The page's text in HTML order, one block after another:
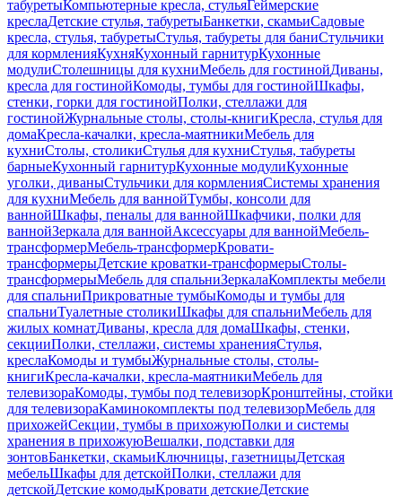
табуретыКомпьютерные кресла, стульяГеймерские
креслаДетские стулья, табуретыБанкетки, скамьиСадовые
кресла, стулья, табуретыСтулья, табуреты для баниСтульчики
для кормленияКухняКухонный гарнитурКухонные
модулиСтолешницы для кухниМебель для гостинойДиваны,
кресла для гостинойКомоды, тумбы для гостинойШкафы,
стенки, горки для гостинойПолки, стеллажи для
гостинойЖурнальные столы, столы-книгиКресла, стулья для
домаКресла-качалки, кресла-маятникиМебель для
кухниСтолы, столикиСтулья для кухниСтулья, табуреты
барныеКухонный гарнитурКухонные модулиКухонные
уголки, диваныСтульчики для кормленияСистемы хранения
для кухниМебель для ваннойТумбы, консоли для
ваннойШкафы, пеналы для ваннойШкафчики, полки для
ваннойЗеркала для ваннойАксессуары для ваннойМебель-
трансформерМебель-трансформерКровати-
трансформерыДетские кроватки-трансформерыСтолы-
трансформерыМебель для спальниЗеркалаКомплекты мебели
для спальниПрикроватные тумбыКомоды и тумбы для
спальниТуалетные столикиШкафы для спальниМебель для
жилых комнатДиваны, кресла для домаШкафы, стенки,
секцииПолки, стеллажи, системы храненияСтулья,
креслаКомоды и тумбыЖурнальные столы, столы-
книгиКресла-качалки, кресла-маятникиМебель для
телевизораКомоды, тумбы под телевизорКронштейны, стойки
для телевизораКаминокомплекты под телевизорМебель для
прихожейСекции, тумбы в прихожуюПолки и системы
хранения в прихожуюВешалки, подставки для
зонтовБанкетки, скамьиКлючницы, газетницыДетская
мебельШкафы для детскойПолки, стеллажи для
детскойДетские комодыКровати детскиеДетские